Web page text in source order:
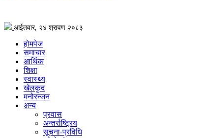
आईतवार, २४ श्रावण २०८३
होमपेज
समाचार
आर्थिक
शिक्षा
स्वास्थ्य
खेलकुद
मनोरन्जन
अन्य
प्रवास
अन्तर्राष्ट्रिय
सूचना-प्रविधि